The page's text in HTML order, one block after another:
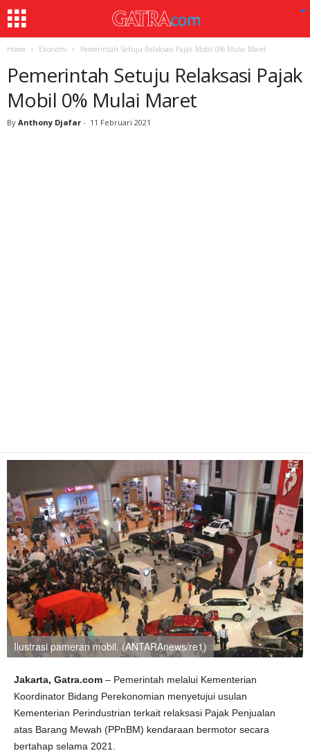
Home Ekonomi Pemerintah Setuju Relaksasi Pajak Mobil 0% Mulai Maret
Pemerintah Setuju Relaksasi Pajak
Mobil 0% Mulai Maret
By Anthony Djafar - 11 Februari 2021
Ilustrasi pameran mobil. (ANTARAnews/re1)
Jakarta, Gatra.com – Pemerintah melalui Kementerian
Koordinator Bidang Perekonomian menyetujui usulan
Kementerian Perindustrian terkait relaksasi Pajak Penjualan
atas Barang Mewah (PPnBM) kendaraan bermotor secara
bertahap selama 2021.